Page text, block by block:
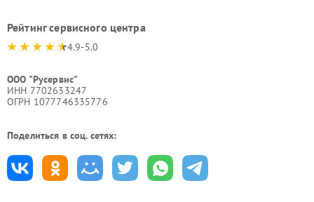
Рейтинг сервисного центра
4.9-5.0
ООО "Русервис"
ИНН 7702633247
ОГРН 1077746335776
Поделиться в соц. сетях: